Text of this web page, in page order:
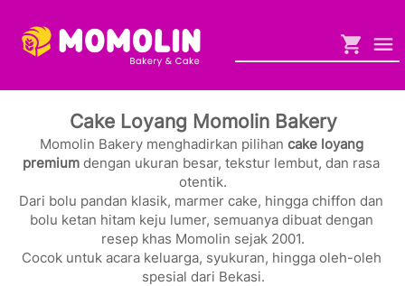
Cake Loyang Momolin Bakery
Momolin Bakery menghadirkan pilihan cake loyang
premium dengan ukuran besar, tekstur lembut, dan rasa
otentik.
Dari bolu pandan klasik, marmer cake, hingga chiffon dan
bolu ketan hitam keju lumer, semuanya dibuat dengan
resep khas Momolin sejak 2001.
Cocok untuk acara keluarga, syukuran, hingga oleh-oleh
spesial dari Bekasi.